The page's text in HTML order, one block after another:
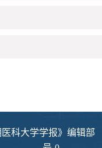
医科大学学报》编辑部